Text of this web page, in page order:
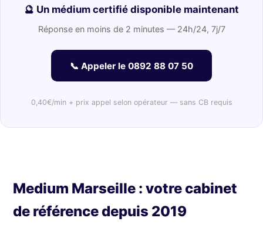
🔮 Un médium certifié disponible maintenant
Réponse en moins de 2 minutes — 24h/24, 7j/7
📞 Appeler le 0892 88 07 50
0,40€/min + prix appel selon opérateur — sans CB requis
Medium Marseille : votre cabinet
de référence depuis 2019